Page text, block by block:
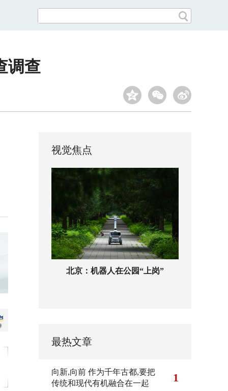
调查
视觉焦点
北京：机器人在公园“上岗”
最热文章
向新,向前 作为千年古都,要把
传统和现代有机融合在一起
1